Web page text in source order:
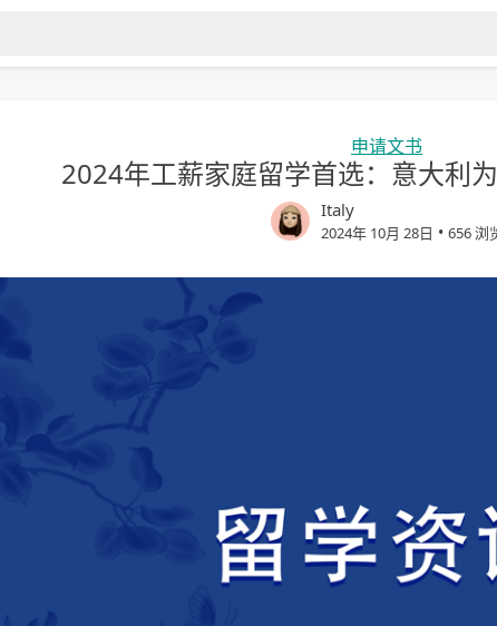
申请文书
2024年工薪家庭留学首选：意大利
Italy
2024年 10月 28日 • 656 浏